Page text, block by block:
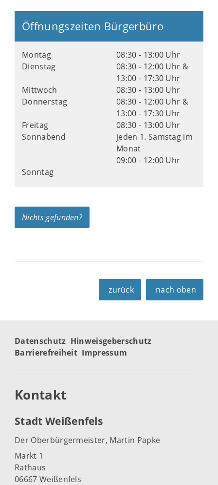
Öffnungszeiten Bürgerbüro
Montag
08:30 - 13:00 Uhr
Dienstag
08:30 - 12:00 Uhr &
13:00 - 17:30 Uhr
Mittwoch
08:30 - 13:00 Uhr
Donnerstag
08:30 - 12:00 Uhr &
13:00 - 17:30 Uhr
Freitag
08:30 - 13:00 Uhr
Sonnabend
jeden 1. Samstag im
Monat
09:00 - 12:00 Uhr
Sonntag
Nichts gefunden?
zurück nach oben
Datenschutz Hinweisgeberschutz
Barrierefreiheit Impressum
Kontakt
Stadt Weißenfels
Der Oberbürgermeister, Martin Papke
Markt 1
Rathaus
06667 Weißenfels